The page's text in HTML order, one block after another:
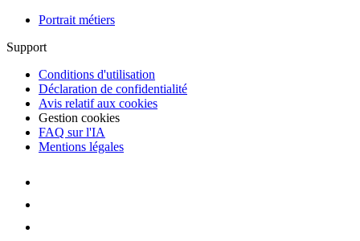
Portrait métiers
Support
Conditions d'utilisation
Déclaration de confidentialité
Avis relatif aux cookies
Gestion cookies
FAQ sur l'IA
Mentions légales